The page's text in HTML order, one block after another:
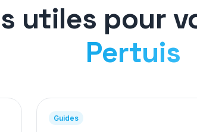
utiles pour
Pertuis
Guides